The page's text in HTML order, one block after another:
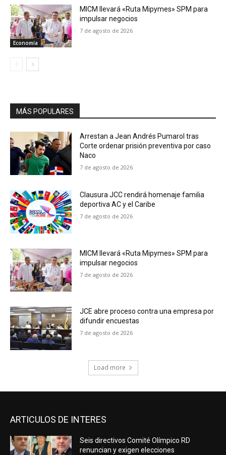
Economía
MICM llevará «Ruta Mipymes» SPM para
impulsar negocios
7 de agosto de 2026
MÁS POPULARES
Arrestan a Jean Andrés Pumarol tras
Corte ordenar prisión preventiva por caso
Naco
7 de agosto de 2026
Clausura JCC rendirá homenaje familia
deportiva AC y el Caribe
7 de agosto de 2026
MICM llevará «Ruta Mipymes» SPM para
impulsar negocios
7 de agosto de 2026
JCE abre proceso contra una empresa por
difundir encuestas
7 de agosto de 2026
Load more
ARTICULOS DE INTERES
Seis directivos Comité Olímpico RD
renuncian y exigen elecciones